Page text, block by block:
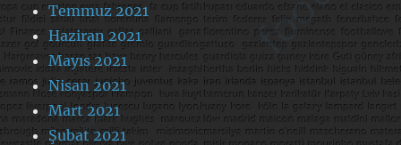
Temmuz 2021
Haziran 2021
Mayıs 2021
Nisan 2021
Mart 2021
Şubat 2021